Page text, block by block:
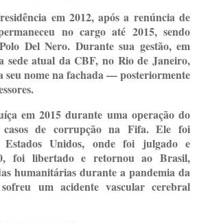
em 2012, após a renúncia de
no cargo até 2015, sendo
Del Nero. Durante sua gestão, em
sede atual da CBF, no Rio de Janeiro,
seu nome na fachada — posteriormente
em 2015 durante uma operação do
de corrupção na Fifa. Ele foi
Unidos, onde foi julgado e
foi libertado e retornou ao Brasil,
humanitárias durante a pandemia da
um acidente vascular cerebral